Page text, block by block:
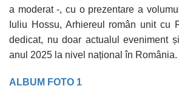
a moderat -, cu o prezentare a
Iuliu Hossu, Arhiereul român unit cu
dedicat, nu doar actualul eveniment
anul 2025 la nivel național în România.
ALBUM FOTO 1